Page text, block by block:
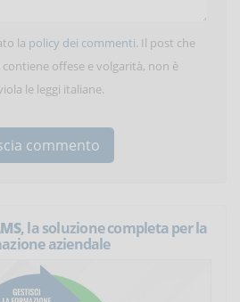
la policy dei commenti. Il post che
offese e volgarità, non è
le leggi italiane.
, la soluzione completa per la
aziendale